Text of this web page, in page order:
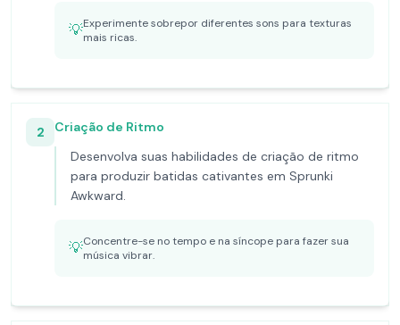
💡Experimente sobrepor diferentes sons para texturas
mais ricas.
2
Criação de Ritmo
Desenvolva suas habilidades de criação de ritmo
para produzir batidas cativantes em Sprunki
Awkward.
💡Concentre-se no tempo e na síncope para fazer sua
música vibrar.